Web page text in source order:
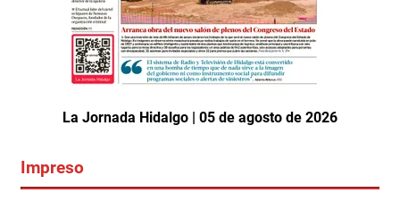
La Jornada Hidalgo | 05 de agosto de 2026
Impreso